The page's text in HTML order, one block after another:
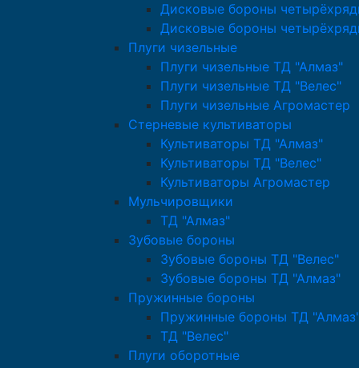
Дисковые бороны
Дисковые бороны
Плуги чизельные
Плуги чизельные ТД "Алмаз"
Плуги чизельные ТД "Велес"
Плуги чизельные Агромастер
Стерневые культиваторы
Культиваторы ТД "Алмаз"
Культиваторы ТД "Велес"
Культиваторы Агромастер
Мульчировщики
ТД "Алмаз"
Зубовые бороны
Зубовые бороны ТД "Велес"
Зубовые бороны ТД "Алмаз"
Пружинные бороны
Пружинные бороны ТД
ТД "Велес"
Плуги оборотные